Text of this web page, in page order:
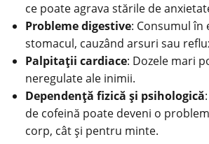
ce poate agrava stările de
Probleme digestive: Consumul în
stomacul, cauzând arsuri sau
Palpitații cardiace: Dozele mari
neregulate ale inimii.
Dependență fizică și psihologică
de cofeină poate deveni o
corp, cât și pentru minte.